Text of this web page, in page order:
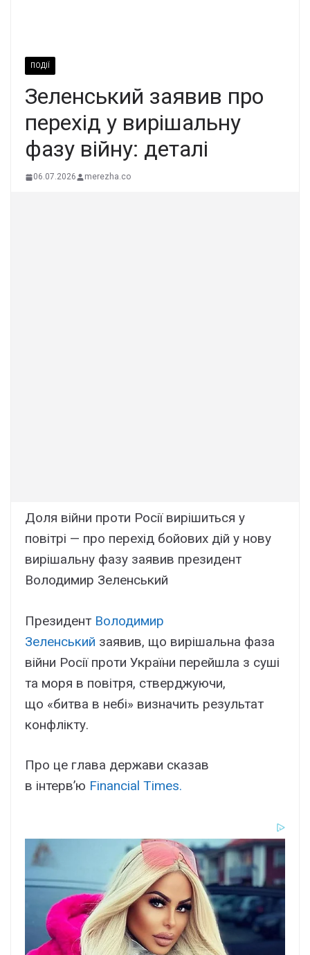
ПОДІЇ
Зеленський заявив про
перехід у вирішальну
фазу війну: деталі
06.07.2026 merezha.co
Доля війни проти Росії вирішиться у
повітрі — про перехід бойових дій у нову
вирішальну фазу заявив президент
Володимир Зеленський
Президент Володимир
Зеленський заявив, що вирішальна фаза
війни Росії проти України перейшла з суші
та моря в повітря, стверджуючи,
що «битва в небі» визначить результат
конфлікту.
Про це глава держави сказав
в інтерв’ю Financial Times.